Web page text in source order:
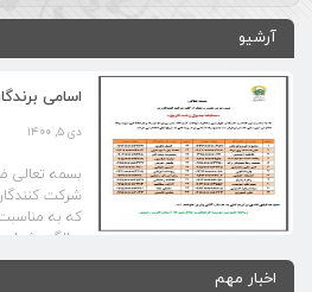
آرشیو
اسامی
دی ۵, ۱۴۰۰
بسمه تعالی
شرکت
که به
سالگرد
زیارتگاه
اخبار مهم